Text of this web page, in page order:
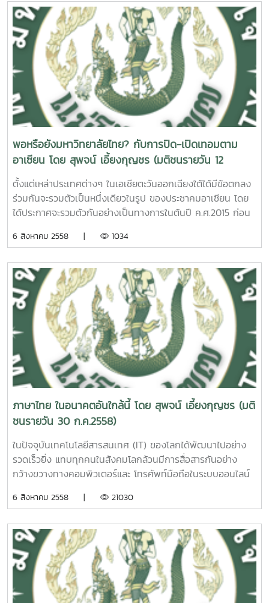
สูงสุดที่จะเกิดพายุและน้ำท่วม (กันยายนและตุลาคม) ในช่วงเทอม
แรก และมีการเรียนการสอนในช่วงที่อากาศร้อนสุดสุด (เมษายน
และพฤษภาคม) ในช่วงเทอมสองนั่นเอง และปัญหาอื่นๆ ที่ตามมา
อีกมากมายดังที่ที่ประชุมประธานสภาอาจารย์มหาวิทยาลัยแห่ง
ประเทศไทย (ปอมท.) ได้เคยสรุปไว้ในมติของ ปอมท. เรื่องการ
ปิดเปิดเทอมมหาวิทยาลัยไทยตามอาเซียนในคราวประชุม ปอมท.
ครั้งที่ 5/2558 เมื่อวันที่ 30 พฤษภาคม 2558 ณ มหาวิทยาลัย
แม่โจ้ (นสพ.มติชน ฉบับวันที่ 23 มิถุนายน 2558) หลังจากปล่อย
ให้มีการปิดเปิดเทอมมหาวิทยาลัยตามอาเซียนมาจนครบหนึ่งปี
การศึกษา (2557) แล้ว มหาวิทยาลัยส่วนใหญ่ก็พบปัญหาที่ตาม
มามากมาย หลายฝ่ายจึงออกมาคัดค้านอย่างจริงจัง อาทิ กลุ่ม
นักศึกษามหาวิทยาลัยไทยได้รณรงค์คัดค้านเรื่องนี้ผ่านทาง
www.change.org ซึ่งขณะนี้มีผู้ลงชื่อคัดค้านแล้วกว่า 2 หมื่นราย
ชื่อ ขณะที่ตัวแทนคณาจารย์ในมหาวิทยาลัยต่างๆ ก็มีมติเสนอให้
สกอ.ทบทวนเรื่องนี้ แต่ สกอ.ก็ยังคงยืนยันจะไม่ทบทวน และขณะ
ว่า มหาวิทยาลัยไทยจะต้องเปิดเทอมที่สองตามอาเซียนต่อไปอีก
มหาวิทยาลัยมีการปิดเปิดเทอมตามอาเซียนนั้น นับเป็นเรื่องตลก
ร้ายที่สุดเพราะแท้จริงแล้วกลับพบว่า การปิดเปิดเทอมของ
มหาวิทยาลัยไทยที่เปลี่ยนไปนี้ ไม่ได้สอดคล้องอะไรกับมหาวิทยาลัย
ของประเทศต่างๆ ในอาเซียนเลย เพราะแต่ละประเทศในอาเซียนมี
ช่วงเวลาปิดเปิดเทอมที่หลากหลาย (ดังตาราง) แม้แต่ประเทศลาว
ที่ดูเหมือนมีช่วงปิดเปิดเทอมตรงที่สุดกับประเทศไทย (ดูเหมือน
ไทยเปลี่ยนตามลาว) ก็ยังไม่จริง เพราะเทอมแรกของมหาวิทยาลัย
ไทยตรงกับเทอมสองของมหาวิทยาลัยลาว แล้วอย่างนี้จะอ้างว่า
เพื่อความเป็นอันหนึ่งอันเดียวของอาเซียนได้อย่างไร?ถึงตรงนี้
จึงไม่ทราบว่าใครถูกหลอกและใครหลอกใคร ระหว่างที่ประชุม
อธิการบดีแห่งประเทศไทย (ทปอ.) คณะกรรมการการอุดมศึกษา
(กกอ.) และคนในมหาวิทยาลัยที่ถูกหลอกมาตลอด เชื่อว่าเรื่องนี้จะ
ต้องมีเบื้องหน้าเบื้องหลังในการเสนออย่างแน่นอน แต่นั่นไม่ใช่
ประเด็นสำคัญ เพราะประเด็นสำคัญคือ เราจะยอมให้ความผิด
พลาดที่เกิดขึ้นนี้บั่นทอนคุณภาพของอุดมศึกษาไทยต่อไปอีก
การปิดเปิดเทอมที่ว่าตามอาเซียนนั้น นอกจากจะไม่เกิดประโยชน์
อย่างเป็นชิ้นเป็นอันต่อวงการอุดมศึกษาไทยในภาพรวมแล้ว แต่
กลับเป็นอุปสรรคใหญ่หลวงต่อการเรียนการสอนที่มีประสิทธิภาพ
และเป็นอุปสรรคต่อการทำนุบำรุงศิลปะและวัฒนธรรมไทย ซึ่งล้วน
เป็นภารกิจหลักที่สำคัญของมหาวิทยาลัยไทยทั้งสิ้น นอกจากนี้ยัง
มีผลกระทบไปถึงครอบครัว สังคม และประเทศชาติในด้านการใช้
พลังงานและทรัพยากรอีกด้วย ปัจจุบันมหาวิทยาลัยไทยนับว่าอยู่
รั้งท้ายในกลุ่มอาเซียน แต่ทุกวันนี้ก็ยังไม่มีการเปลี่ยนแปลงใดๆ ที่
วาระ พิจารณาในคราวประชุม ปอมท.ครั้งที่ 5/2558 ที่จัดประชุม
ขึ้นระหว่างวันที่ 29-31 พฤษภาคม พ.ศ.2558 ณ มหาวิทยาลัยแม่
โจ้ ซึ่งผลการพิจารณาเมื่อวันที่ 30 พฤษภาคม พ.ศ.2558 ได้มี
มติเป็นเอกฉันท์ให้ยกเลิกการเปิด-ปิดมหาวิทยาลัยตามอาเซียน
โดยให้ประธาน ปอมท.ทำหนังสือเสนอต่อรัฐมนตรีว่าการกระทรวง
ศึกษาธิการพิจารณาทบทวนความ เหมาะสม ด้วยเหตุผลด้านผล
เสียที่เกิดขึ้นหลายประการ ดังนี้ ประการแรก เป็นอุปสรรคต่อการ
เรียนการสอนที่มีประสิทธิภาพ เนื่องจากในช่วงเทอมที่ 2 จะคาบ
เกี่ยวกับช่วงฤดูร้อนเต็มๆ (ทั้งเดือนมีนาคม เดือนเมษายน และ
การสอบปลายภาคช่วงต้นเดือนพฤษภาคม) โดยเฉพาะเดือน
มีนาคมและเมษายนอันเป็นช่วงที่มีอากาศร้อนที่สุดในรอบปี สภาพ
อากาศร้อนย่อมมีผลทำให้การเรียนการสอนไม่มีประสิทธิภาพ และ
เดือนเมษายนยังมีวันหยุดมาก (รวมไม่น้อยกว่า 5-8 วัน) ทั้ง
เทศกาลสงกรานต์ วันจักรี และวันเกณฑ์ทหาร ทำให้การเรียนการ
สอนไม่มีประสิทธิภาพเนื่องจากขาดความต่อเนื่อง ยิ่งไปกว่านั้น
กระทำไม่ได้เลยในช่วงเทอมนี้ ประการที่2เป็น อุปสรรคต่อการทำนุ
เดือนแห่งประเพณีและวัฒนธรรมไทย เพราะเดือนนี้มีวันสำคัญ
ด้านประเพณีและวัฒนธรรมมากที่สุดในรอบปี ทั้งวันปีใหม่ไทย วัน
ผู้สูงอายุ และวันครอบครัว รวมไปถึงวันเช็งเม้งของคนไทยเชื้อ
สายจีน การเรียนการสอนในช่วงนี้ทำให้ทั้งอาจารย์และนักศึกษาไม่
อาจเข้าร่วมกิจกรรม ที่เกี่ยวข้องกับวันสำคัญดังกล่าวได้ไม่ว่าจะ
เป็นการใส่บาตรทำบุญการฟัง เทศน์ฟังธรรมการสรงน้ำพระ
การขนทรายเข้าวัด การรดน้ำดำหัวผู้สูงอายุ และการร่วมกิจกรรม
อื่นๆ ในครอบครัว ที่สภาพเศรษฐกิจและสังคมมีผลทำให้สมาชิก
ในครอบครัวหาเวลาอยู่ด้วยกันอย่าง พร้อมหน้าพร้อมตาแทบจะ
ไม่มีแล้วในยุคปัจจุบัน ประการที่3เป็น อุปสรรคต่อการหางานของ
บัณฑิตเนื่องจากนักศึกษาจะจบไม่ทันช่วงฤดูรับสมัครงาน โดย
เฉพาะงานราชการที่มักเปิดรับสมัครในช่วงเดือนเมษายนและ
พฤษภาคมซึ่งนัก ศึกษายังไม่จบการศึกษาเหมือนก่อนหน้านี้
นอกจากนี้กำหนดการเกณฑ์ทหารในรอบปี ก็อยู่ในช่วงเทอมที่
สองนี้หากนักศึกษาชั้นปีสุดท้ายขอผ่อนผันต่อโดยไม่ไป เข้ารับการ
งานได้เมื่อจบการศึกษาตอนปลายเดือน พฤษภาคม เนื่องจาก
เสี่ยงไปเข้ารับการคัดเลือกเกณฑ์ทหารในเทอมที่สองนี้ หากได้รับ
การคัดเลือกก็จะยิ่งมีปัญหามากขึ้นไปอีกเพราะยังเรียนไม่จบ นั่น
คือจะต้องลาพักการศึกษาเป็นปี ปัญหาบัณฑิตตกงานจึงมีโอกาส
สูงขึ้นมากด้วยสาเหตุเหล่านี้ ประการที่ 4 เป็นอุปสรรคต่อ
เอกภาพทางการศึกษาของชาติ ทำให้เกิดปัญหาความไม่ต่อเนื่อง
พอหรือยังมหาวิทยาลัยไทย? กับการปิด-เปิดเทอมตาม
อาเซียน โดย สุพจน์ เอี้ยงกุญชร (มติชนรายวัน 12
พ.ค.2558)
ตั้งแต่เหล่าประเทศต่างๆ ในเอเชียตะวันออกเฉียงใต้ได้มีข้อตกลง
ร่วมกันจะรวมตัวเป็นหนึ่งเดียวในรูป ของประชาคมอาเซียน โดย
ได้ประกาศจะรวมตัวกันอย่างเป็นทางการในต้นปี ค.ศ.2015 ก่อน
เตรียมการเข้าร่วมด้วยอย่างเต็มที่ โดยเฉพาะสำนักงานคณะ
มหาวิทยาลัยแห่งประเทศไทย (ทปอ.) ได้กระตุ้นให้มหาวิทยาลัย
ต่างๆ เตรียมการเข้าสู่ประชาคมอาเซียนอย่างเต็มรูปแบบ และ
หนึ่งในการเตรียมตัวที่เห็นเป็นรูปธรรมก็คือ การปรับเวลาปิดและ
เปิดเทอมของมหาวิทยาลัยตามอาเซียน ซึ่งได้เริ่มปฏิบัติอย่าง
จริงจังแล้วในปีการศึกษา 2557 ที่ผ่านมาสดๆ ร้อนๆ นี้ โดยอ้าง
ข้อดีไว้ 4-5 ข้อ ดังนี้ 1.เพื่อความเป็นเอกภาพของภูมิภาค
อาเซียน 2.เพื่อให้นักเรียนนักศึกษามีโอกาสทำกิจกรรมต่างๆ ร่วม
กันได้สะดวกขึ้นเพราะมีเวลาเรียนและเวลาหยุดตรงกัน 3.การแลก
เปลี่ยนนักเรียนนักศึกษาระหว่างมหาวิทยาลัยในอาเซียนจะทำได้
ง่ายขึ้นเพราะมีเวลาเรียนตรงกัน โดยเฉพาะการจัดทำหลักสูตร
ร่วมกัน 4.ไม่เสียเวลาเมื่อนักเรียนนักศึกษาจากประเทศหนึ่งจะไป
ศึกษาต่อในมหาวิทยาลัยของอีกประเทศหนึ่ง 5.เกิดความเสมอ
ภาค ไม่ได้เปรียบเสียเปรียบระหว่างกันในการจบการศึกษาและหา
งานทำ 6.เป็นการเปลี่ยนแปลงเพื่อการพัฒนา ทุก ข้อที่กล่าวมา
นี้ เป็นเหตุผลเท่าที่ผู้เขียนทราบจากทางฝ่ายผู้เสนอให้
เรื่องนี้ไม่เคยมีการสอบถามความเห็นจากนักศึกษาและอาจารย์ผู้
แต่ก็ไม่ได้รับความสนใจเท่าที่ควร บัดนี้การปรับเปลี่ยนเวลาปิด-
เปิดเทอมตามอาเซียนได้ปฏิบัติมาจนครบรอบปีการ ศึกษาหนึ่ง
แล้ว ลองกลับมาพิจารณาดูว่า มันเป็นเรื่องการพัฒนาตามที่ผู้
เสนออ้างจริงหรือไม่ เมื่อ ลองย้อนกลับมาพิจารณาข้ออ้างเหล่านี้
ดูจะเห็นได้ว่า ตั้งแต่ข้อ 1-4 นั้น ที่จริงมันเป็นข้อเดียวกัน แต่ดู
6 สิงหาคม 2558 | 1034
ภาษาไทย ในอนาคตอันใกล้นี้ โดย สุพจน์ เอี้ยงกุญชร (มติ
ชนรายวัน 30 ก.ค.2558)
ในปัจจุบันเทคโนโลยีสารสนเทศ (IT) ของโลกได้พัฒนาไปอย่าง
รวดเร็วยิ่ง แทบทุกคนในสังคมโลกล้วนมีการสื่อสารกันอย่าง
กว้างขวางทางคอมพิวเตอร์และ โทรศัพท์มือถือในระบบออนไลน์
สังคมที่ค่อนข้างไวต่อการรับและถ่ายทอดเทคโนโลยีใหม่ๆ สังคม
กลายเป็นสังคมที่เสพติดการสื่อสารในระบบออนไลน์อย่างรวดเร็ว
และกว้างขวาง โดยเฉพาะการสื่อสารกันทางเฟซบุ๊ก (Facebook)
และไลน์ (Line) อันเป็นช่องทางสื่อสารยอดนิยมของสังคมไทยใน
ยุคนี้ สังคมไทยจึงตกเป็น "สังคมก้มหน้า" ด้วย อย่างที่เห็นๆ กัน
อยู่ในทุกวันนี้ อย่างไรก็ดี ไม่ว่าการสื่อสารจะเป็นช่องทางใด จะใช้
6 สิงหาคม 2558 | 21030